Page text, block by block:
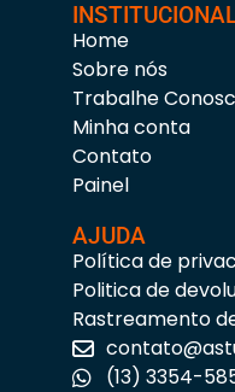
Home
Sobre nós
Trabalhe
Minha conta
Contato
Painel
AJUDA
Política de
Politica de
Rastreamento
(13) 3354-